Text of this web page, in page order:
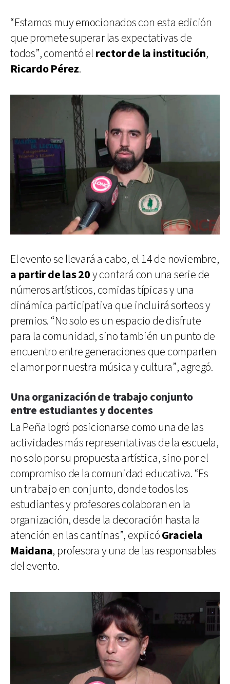
“Estamos muy emocionados con esta edición
que promete superar las expectativas de
todos”, comentó el rector de la institución,
Ricardo Pérez.
El evento se llevará a cabo, el 14 de noviembre,
a partir de las 20y contará con una serie de
números artísticos, comidas típicas y una
dinámica participativa que incluirá sorteos y
premios. “No solo es un espacio de disfrute
para la comunidad, sino también un punto de
encuentro entre generaciones que comparten
el amor por nuestra música y cultura”, agregó.
Una organización de trabajo conjunto
entre estudiantes y docentes
La Peña logró posicionarse como una de las
actividades más representativas de la escuela,
no solo por su propuesta artística, sino por el
compromiso de la comunidad educativa. “Es
un trabajo en conjunto, donde todos los
estudiantes y profesores colaboran en la
organización, desde la decoración hasta la
atención en las cantinas”, explicóGraciela
Maidana, profesora y una de las responsables
del evento.